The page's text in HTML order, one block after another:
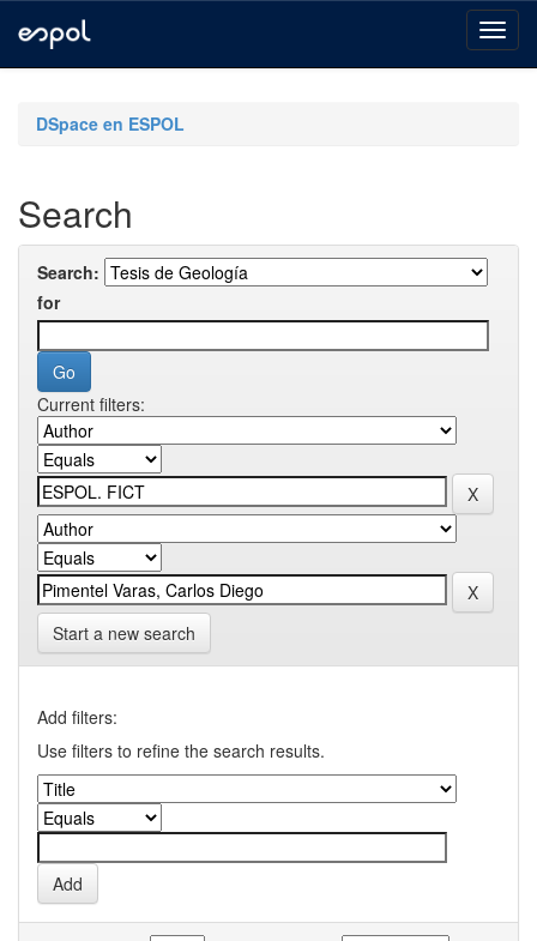
navigationDSpace en ESPOL
Search
Search:
for
Current filters:
Start a new search
Add filters:
Use filters to refine the search results.